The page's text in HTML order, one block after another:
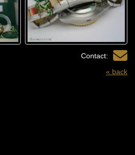
Contact:
« back